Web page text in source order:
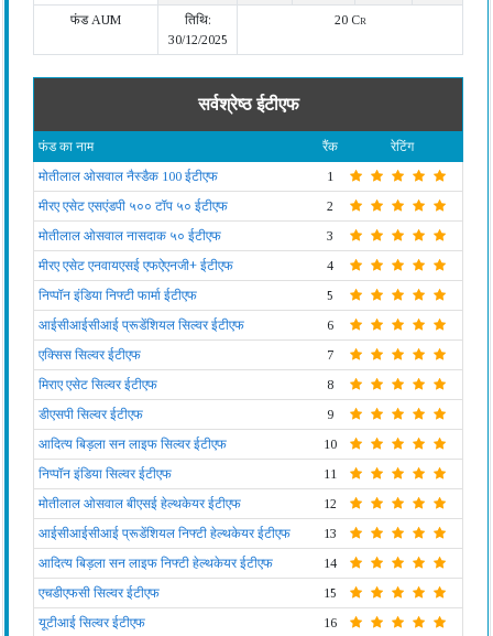
फंड AUM
तिथि:
30/12/2025
20 Cr
सर्वश्रेष्ठ ईटीएफ
फंड का नाम रैंक
रेटिंग
मोतीलाल ओसवाल नैस्डैक 100 ईटीएफ
1
मीरए एसेट एसएंडपी ५०० टॉप ५० ईटीएफ
2
मोतीलाल ओसवाल नासदाक ५० ईटीएफ
3
मीरए एसेट एनवायएसई एफऐएनजी+ ईटीएफ
4
निप्पॉन इंडिया निफ्टी फार्मा ईटीएफ
5
आईसीआईसीआई प्रूडेंशियल सिल्वर ईटीएफ
6
एक्सिस सिल्वर ईटीएफ
7
मिराए एसेट सिल्वर ईटीएफ
8
डीएसपी सिल्वर ईटीएफ
9
आदित्य बिड़ला सन लाइफ सिल्वर ईटीएफ
10
निप्पॉन इंडिया सिल्वर ईटीएफ
11
मोतीलाल ओसवाल बीएसई हेल्थकेयर ईटीएफ
12
आईसीआईसीआई प्रूडेंशियल निफ्टी हेल्थकेयर ईटीएफ
13
आदित्य बिड़ला सन लाइफ निफ्टी हेल्थकेयर ईटीएफ
14
एचडीएफसी सिल्वर ईटीएफ
15
यूटीआई सिल्वर ईटीएफ
16